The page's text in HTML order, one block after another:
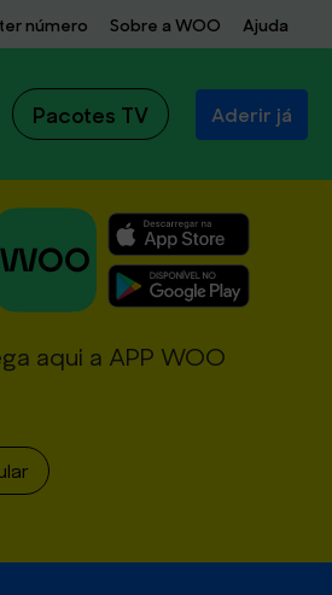
número Sobre a WOO Ajuda
Pacotes TV Aderir já
aqui a APP WOO